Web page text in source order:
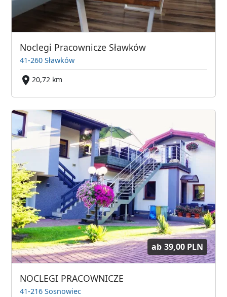
Noclegi Pracownicze Sławków
41-260 Sławków
20,72 km
ab 39,00 PLN
NOCLEGI PRACOWNICZE
41-216 Sosnowiec